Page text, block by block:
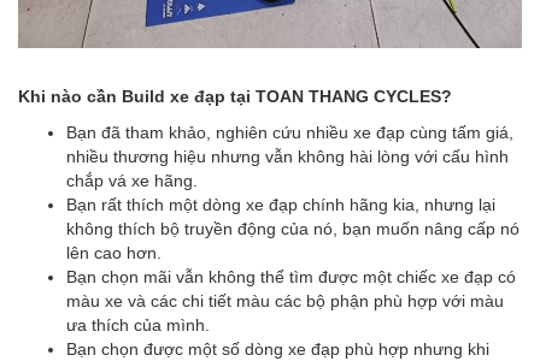
Khi nào cần Build xe đạp tại TOAN THANG CYCLES?
Bạn đã tham khảo, nghiên cứu nhiều xe đạp cùng tấm giá,
nhiều thương hiệu nhưng vẫn không hài lòng với cấu hình
chắp vá xe hãng.
Bạn rất thích một dòng xe đạp chính hãng kia, nhưng lại
không thích bộ truyền động của nó, bạn muốn nâng cấp nó
lên cao hơn.
Bạn chọn mãi vẫn không thể tìm được một chiếc xe đạp có
màu xe và các chi tiết màu các bộ phận phù hợp với màu
ưa thích của mình.
Bạn chọn được một số dòng xe đạp phù hợp nhưng khi